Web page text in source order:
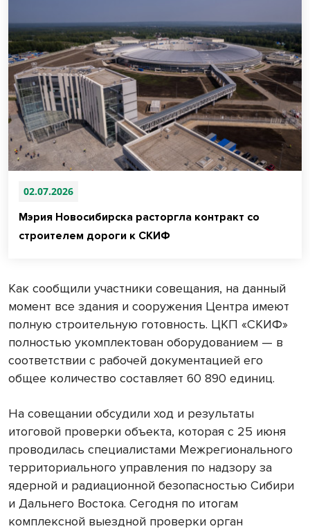
02.07.2026
Мэрия Новосибирска расторгла контракт со
строителем дороги к СКИФ
Как сообщили участники совещания, на данный
момент все здания и сооружения Центра имеют
полную строительную готовность. ЦКП «СКИФ»
полностью укомплектован оборудованием — в
соответствии с рабочей документацией его
общее количество составляет 60 890 единиц.
На совещании обсудили ход и результаты
итоговой проверки объекта, которая с 25 июня
проводилась специалистами Межрегионального
территориального управления по надзору за
ядерной и радиационной безопасностью Сибири
и Дальнего Востока. Сегодня по итогам
комплексной выездной проверки орган